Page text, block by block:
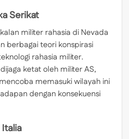
Serikat
militer rahasia di Nevada
berbagai teori konspirasi
rahasia militer.
ketat oleh militer AS,
memasuki wilayah ini
dengan konsekuensi
Italia